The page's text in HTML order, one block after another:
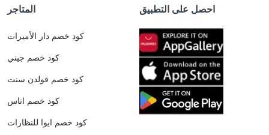
المتاجر
كود خصم دار الأميرات
كود خصم جيني
كود خصم قولدن سنت
كود خصم اناس
كود خصم ايوا للنظارات
احصل على التطبيق